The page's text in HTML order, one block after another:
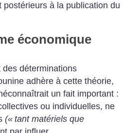
postérieurs à la publication du
économique
déterminations
adhère à cette théorie,
un fait important :
ou individuelles, ne
(« tant matériels que